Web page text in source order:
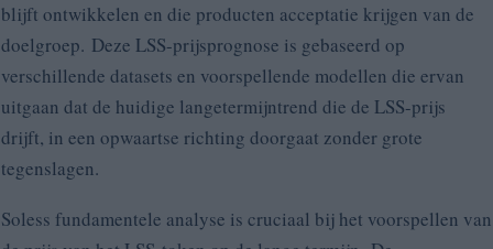
blijft ontwikkelen en die producten acceptatie krijgen van de
doelgroep. Deze LSS-prijsprognose is gebaseerd op
verschillende datasets en voorspellende modellen die ervan
uitgaan dat de huidige langetermijntrend die de LSS-prijs
drijft, in een opwaartse richting doorgaat zonder grote
tegenslagen.
Soless fundamentele analyse is cruciaal bij het voorspellen van